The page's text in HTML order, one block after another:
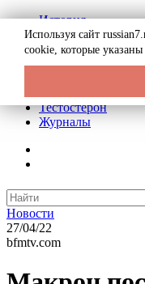
История
Биография
Криминал
Реклама на сайте
Тестостерон
Журналы
Новости
27/04/22
bfmtv.com
Используя сайт
cookie, которые указаны